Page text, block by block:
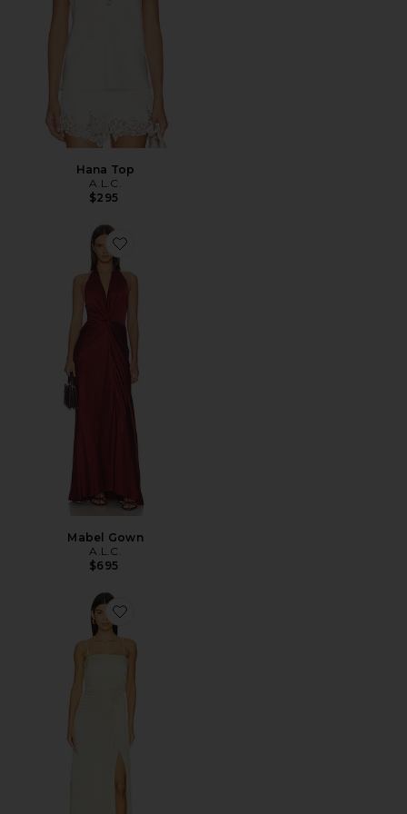
Hana Top
A.L.C.
$295
Favorite Mabel Gown
Mabel Gown
A.L.C.
$695
Favorite Layla Gown